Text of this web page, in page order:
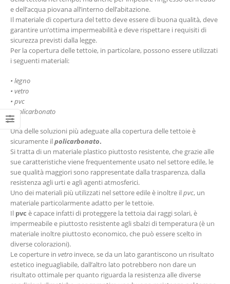
e dell’acqua piovana all’interno dell’abitazione.
Il materiale di copertura del tetto deve essere di buona qualità, deve
garantire un’ottima impermeabilità e deve rispettare i requisiti di
sicurezza previsti dalla legge.
Per la copertura delle tettoie, in particolare, possono essere utilizzati
i seguenti materiali:
• legno
• vetro
• pvc
• policarbonato
Una delle soluzioni più adeguate alla copertura delle tettoie è
sicuramente ilpolicarbonato.
Si tratta di un materiale plastico piuttosto resistente, che grazie alle
sue caratteristiche viene frequentemente usato nel settore edile, le
sue qualità maggiori sono rappresentate dalla trasparenza, dalla
resistenza agli urti e agli agenti atmosferici.
Uno dei materiali più utilizzati nel settore edile è inoltre ilpvc, un
materiale particolarmente adatto per le tettoie.
Il pvc è capace infatti di proteggere la tettoia dai raggi solari, è
impermeabile e piuttosto resistente agli sbalzi di temperatura (è un
materiale inoltre piuttosto economico, che può essere scelto in
diverse colorazioni).
Le coperture in vetro invece, se da un lato garantiscono un risultato
estetico ineguagliabile, dall’altro lato potrebbero non dare un
risultato ottimale per quanto riguarda la resistenza alle diverse